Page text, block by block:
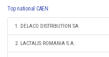
Top national CAEN
1. DELACO DISTRIBUTION SA
2. LACTALIS ROMANIA S.A.